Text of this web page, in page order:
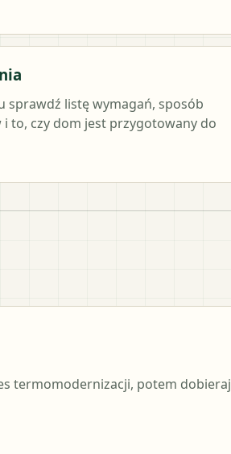
sprawdź listę wymagań, sposób
to, czy dom jest przygotowany do
termomodernizacji, potem dobieraj